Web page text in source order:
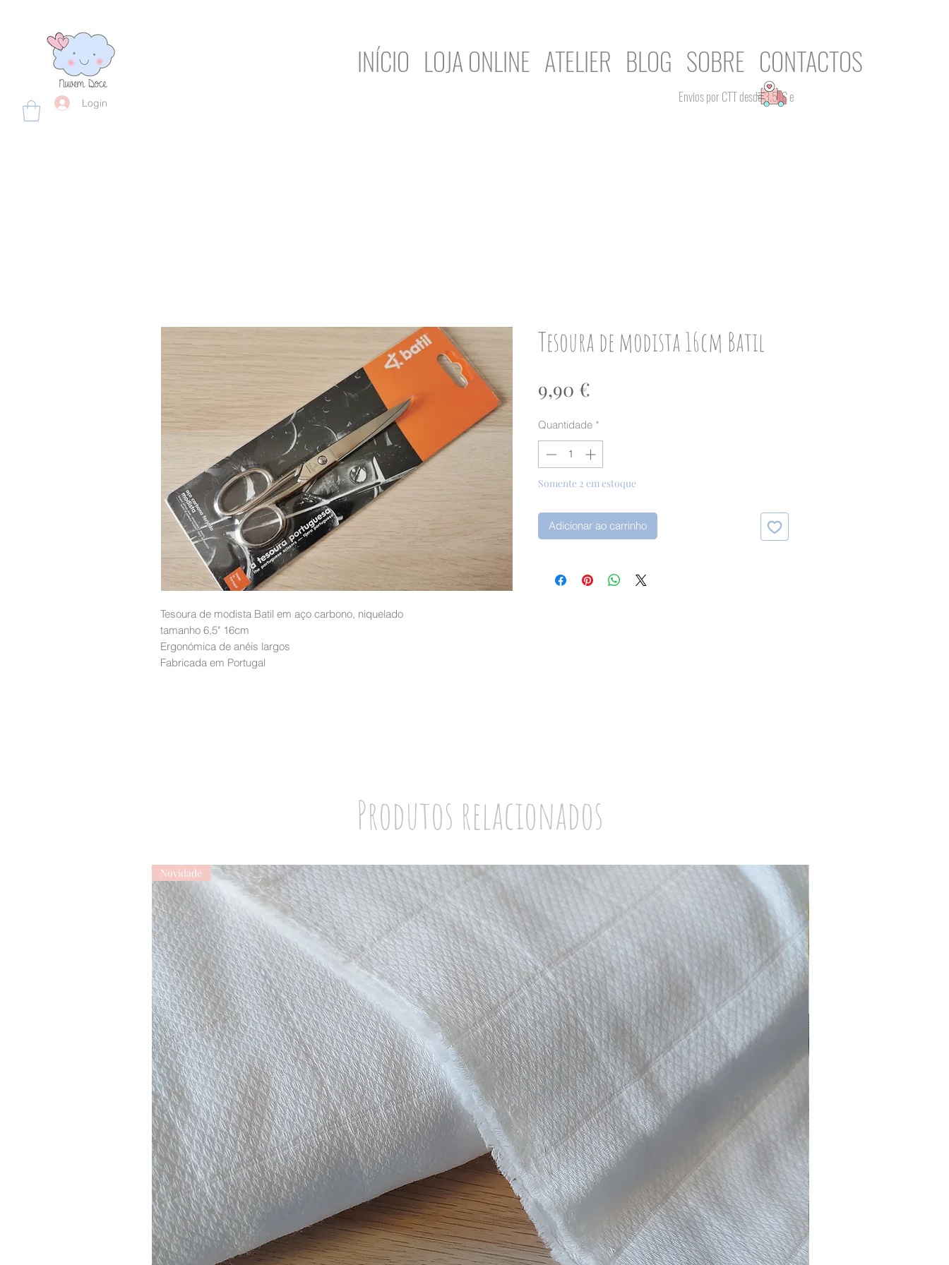
Login
INÍCIO LOJA ONLINE ATELIER BLOG SOBRE CONTACTOS
Envios por CTT desde 3.51€ e
Tesoura de modista Batil em aço carbono, niquelado
tamanho 6,5" 16cm
Ergonómica de anéis largos
Fabricada em Portugal
Tesoura de modista 16cm Batil
9,90 €
Quantidade *
Somente 2 em estoque
Adicionar ao carrinho
Produtos relacionados
Novidade